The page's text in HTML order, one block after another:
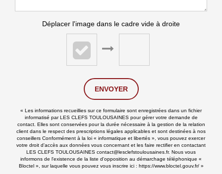
Déplacer l'image dans le cadre vide à droite
ENVOYER
« Les informations recueillies sur ce formulaire sont enregistrées dans un fichier
informatisé par LES CLEFS TOULOUSAINES pour gérer votre demande de
contact. Elles sont conservées pour la durée nécessaire à la gestion de la relation
client dans le respect des prescriptions légales applicables et sont destinées à nos
conseillers Conformément à la loi « informatique et libertés », vous pouvez exercer
votre droit d'accès aux données vous concernant et les faire rectifier en contactant
LES CLEFS TOULOUSAINES contact@lesclefstoulousaines.fr. Nous vous
informons de l'existence de la liste d'opposition au démarchage téléphonique «
Bloctel », sur laquelle vous pouvez vous inscrire ici : https://www.bloctel.gouv.fr/»